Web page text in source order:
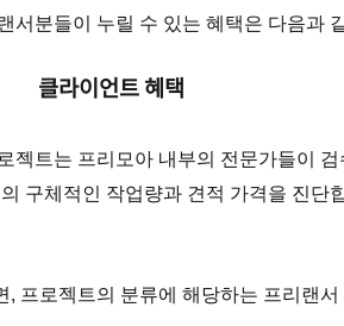
서분들이 누릴 수 있는 혜택은 다음과
클라이언트 혜택
젝트는 프리모아 내부의 전문가들이
구체적인 작업량과 견적 가격을 진단
프로젝트의 분류에 해당하는 프리랜